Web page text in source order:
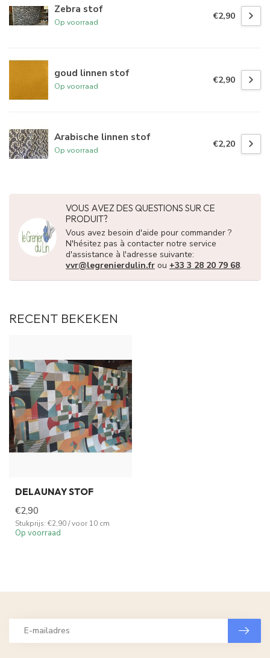
Zebra stof
Op voorraad
€2,90
goud linnen stof
Op voorraad
€2,90
Arabische linnen stof
Op voorraad
€2,20
VOUS AVEZ DES QUESTIONS SUR CE
PRODUIT?
Vous avez besoin d'aide pour commander ?
N'hésitez pas à contacter notre service
d'assistance à l'adresse suivante:
vvr@legrenierdulin.fr ou +33 3 28 20 79 68.
RECENT BEKEKEN
DELAUNAY STOF
€2,90
Stukprijs: €2,90 / voor 10 cm
Op voorraad